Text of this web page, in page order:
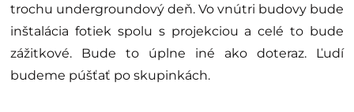
trochu undergroundový deň. Vo vnútri budovy bude
inštalácia fotiek spolu s projekciou a celé to bude
zážitkové. Bude to úplne iné ako doteraz. Ľudí
budeme púšťať po skupinkách.